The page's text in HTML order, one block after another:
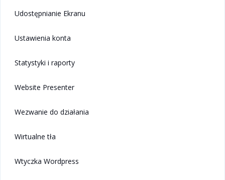
Udostępnianie Ekranu
Ustawienia konta
Statystyki i raporty
Website Presenter
Wezwanie do działania
Wirtualne tła
Wtyczka Wordpress